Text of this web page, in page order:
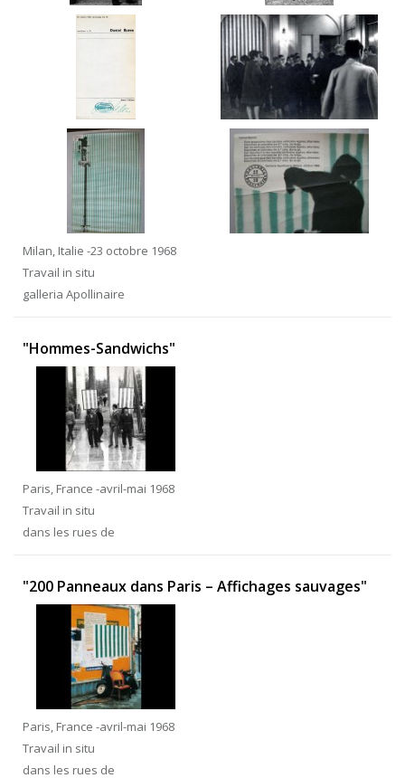
Milan, Italie -23 octobre 1968
Travail in situ
galleria Apollinaire
"Hommes-Sandwichs"
Paris, France -avril-mai 1968
Travail in situ
dans les rues de
"200 Panneaux dans Paris – Affichages sauvages"
Paris, France -avril-mai 1968
Travail in situ
dans les rues de